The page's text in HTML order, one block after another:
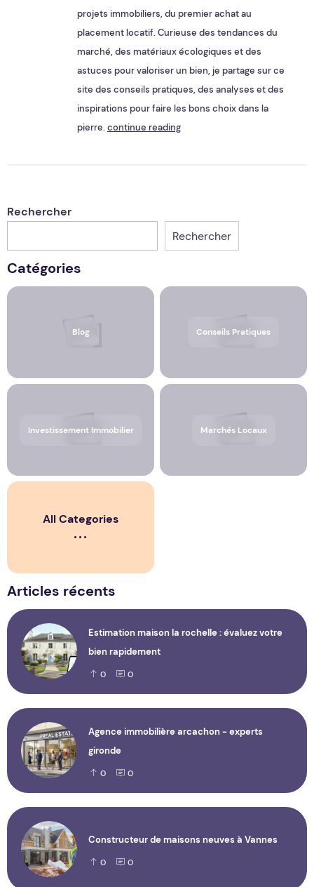
projets immobiliers, du premier achat au
placement locatif. Curieuse des tendances du
marché, des matériaux écologiques et des
astuces pour valoriser un bien, je partage sur ce
site des conseils pratiques, des analyses et des
inspirations pour faire les bons choix dans la
pierre.continue reading
Rechercher
Rechercher
Catégories
Blog Conseils Pratiques
Investissement Immobilier Marchés Locaux
All Categories
Articles récents
Estimation maison la rochelle : évaluez votre
bien rapidement
0 0
Agence immobilière arcachon - experts
gironde
0 0
Constructeur de maisons neuves à Vannes
0 0